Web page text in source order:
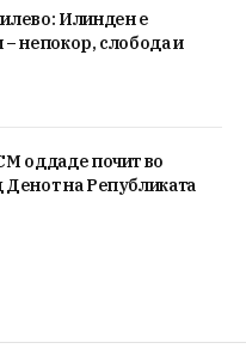
Илинден е
непокор, слобода и
оддаде почит во
на Републиката